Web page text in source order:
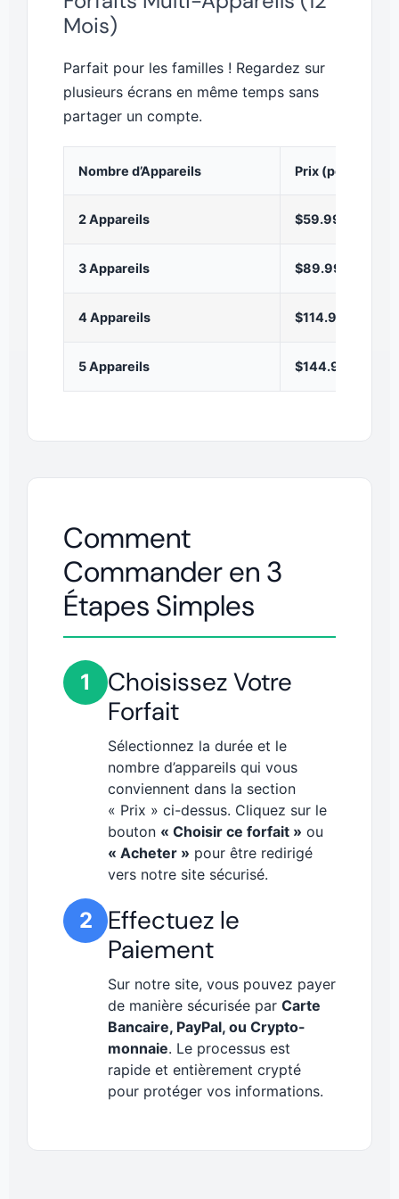
Mois)
Parfait pour les familles ! Regardez sur
plusieurs écrans en même temps sans
partager un compte.
Nombre d’Appareils Prix (pour 12
2 Appareils $59.99
3 Appareils $89.99
4 Appareils $114.99
5 Appareils $144.99
Comment
Commander en 3
Étapes Simples
1
Choisissez Votre
Forfait
Sélectionnez la durée et le
nombre d’appareils qui vous
conviennent dans la section
« Prix » ci-dessus. Cliquez sur le
bouton « Choisir ce forfait » ou
« Acheter » pour être redirigé
vers notre site sécurisé.
2
Effectuez le
Paiement
Sur notre site, vous pouvez payer
de manière sécurisée par Carte
Bancaire, PayPal, ou Crypto-
monnaie. Le processus est
rapide et entièrement crypté
pour protéger vos informations.